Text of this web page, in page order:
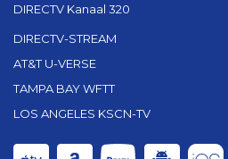
DIRECTV Kanaal 320
DIRECTV-STREAM
AT&T U-VERSE
TAMPA BAY WFTT
LOS ANGELES KSCN-TV